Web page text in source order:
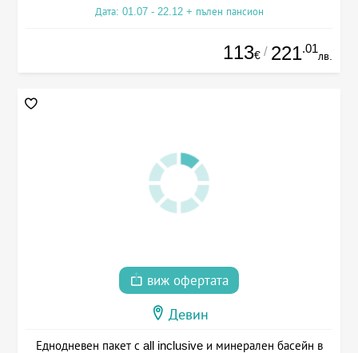
Дата: 01.07 - 22.12 + пълен пансион
113€ / 221.01
лв.
виж офертата
Девин
Еднодневен пакет с all inclusive и минерален басейн в